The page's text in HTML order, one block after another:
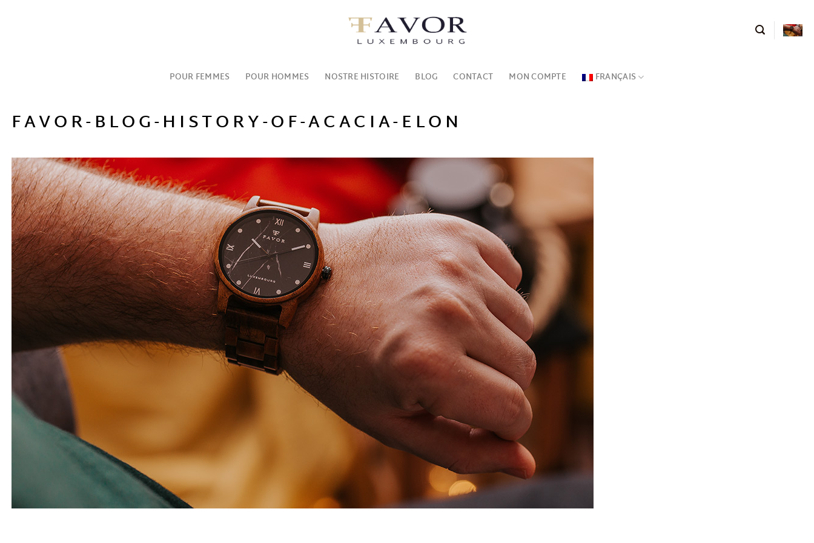
POUR FEMMES POUR HOMMES NOSTRE HISTOIRE BLOG CONTACT MON COMPTE FRANÇAIS
FAVOR-BLOG-HISTORY-OF-ACACIA-ELON